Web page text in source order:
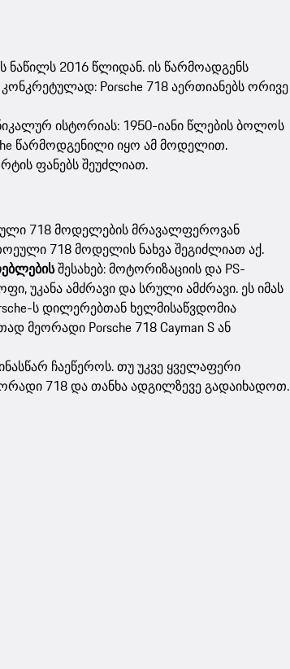
ნაწილს 2016 წლიდან. ის წარმოადგენს
კონკრეტულად: Porsche 718 აერთიანებს ორივე
ისტორიას: 1950-იანი წლების ბოლოს
წარმოდგენილი იყო ამ მოდელით.
ფანებს შეუძლიათ.
718 მოდელების მრავალფეროვან
718 მოდელის ნახვა შეგიძლიათ აქ.
შესახებ: მოტორიზაციის და PS-
უკანა ამძრავი და სრული ამძრავი. ეს იმას
ს დილერებთან ხელმისაწვდომია
მეორადი Porsche 718 Cayman S ან
ჩაეწეროს. თუ უკვე ყველაფერი
718 და თანხა ადგილზევე გადაიხადოთ.